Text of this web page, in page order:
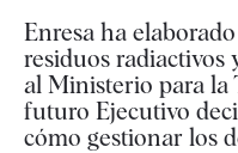
Enresa ha
residuos radiactivos
al Ministerio para la
futuro Ejecutivo
cómo gestionar los